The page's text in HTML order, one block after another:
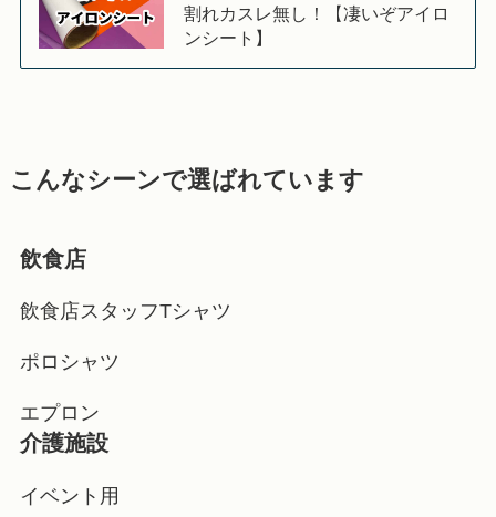
割れカスレ無し！【凄いぞアイロ
ンシート】
こんなシーンで選ばれています
飲食店
飲食店スタッフTシャツ
ポロシャツ
エプロン
介護施設
イベント用